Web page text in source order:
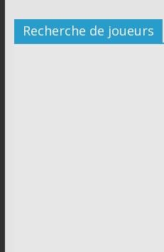
Recherche de joueurs